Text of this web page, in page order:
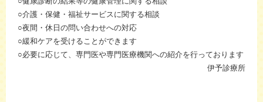
○介護・保健・福祉サービスに関する相談
○夜間・休日の問い合わせへの対応
○緩和ケアを受けることができます
○必要に応じて、専門医や専門医療機関への紹介を行っております
伊予診療所